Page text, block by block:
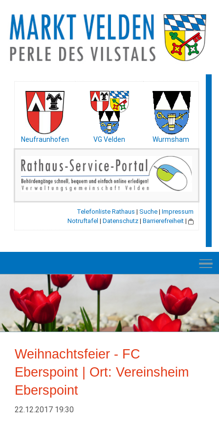
Neufraunhofen VG Velden Wurmsham
Telefonliste Rathaus | Suche | Impressum
Notruftafel | Datenschutz | Barrierefreiheit |
NEUES
RATHAUS
VELDEN
GESCHICHTE
LEBEN+WOHNEN
Weihnachtsfeier - FC
Eberspoint | Ort: Vereinsheim
Eberspoint
22.12.2017 19:30